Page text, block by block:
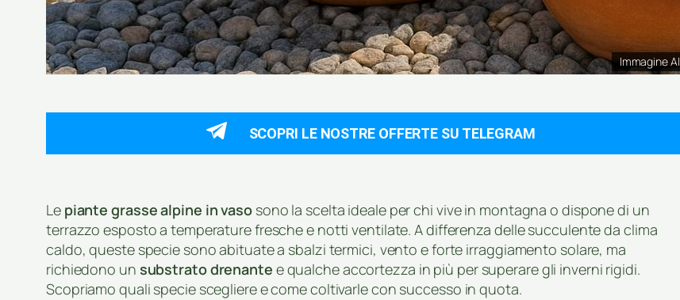
Immagine AI
SCOPRI LE NOSTRE OFFERTE SU TELEGRAM
Le piante grasse alpine in vasosono la scelta ideale per chi vive in montagna o dispone di un
terrazzo esposto a temperature fresche e notti ventilate. A differenza delle succulente da clima
caldo, queste specie sono abituate a sbalzi termici, vento e forte irraggiamento solare, ma
richiedono un substrato drenante e qualche accortezza in più per superare gli inverni rigidi.
Scopriamo quali specie scegliere e come coltivarle con successo in quota.